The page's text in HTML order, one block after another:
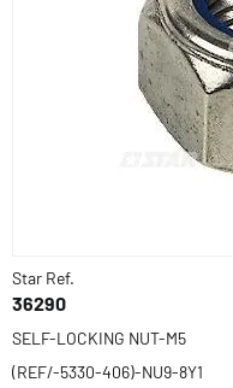
Star Ref.
36290
SELF-LOCKING NUT-M5
(REF/-5330-406)-NU9-8Y1